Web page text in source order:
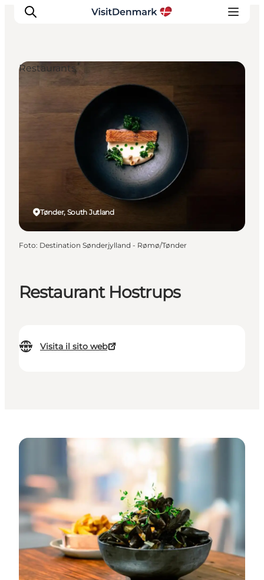
Ispirazioni
Dove andare
Cosa fare
Dove dormire
Pianifica il viaggio
Restaurant Hostrups
Visita il sito web
Tønder, South Jutland
Restaurants
Foto: Destination Sønderjylland - Rømø/Tønder